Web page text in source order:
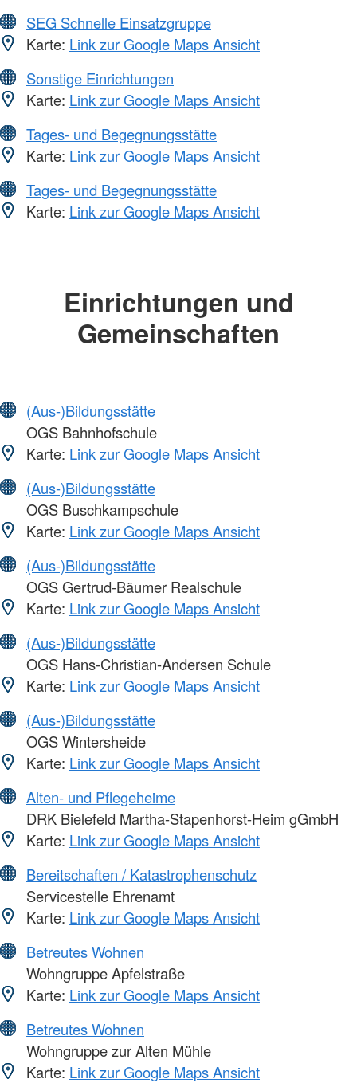
SEG Schnelle Einsatzgruppe
Karte: Link zur Google Maps Ansicht
Sonstige Einrichtungen
Karte: Link zur Google Maps Ansicht
Tages- und Begegnungsstätte
Karte: Link zur Google Maps Ansicht
Tages- und Begegnungsstätte
Karte: Link zur Google Maps Ansicht
Einrichtungen und
Gemeinschaften
(Aus-)Bildungsstätte
OGS Bahnhofschule
Karte: Link zur Google Maps Ansicht
(Aus-)Bildungsstätte
OGS Buschkampschule
Karte: Link zur Google Maps Ansicht
(Aus-)Bildungsstätte
OGS Gertrud-Bäumer Realschule
Karte: Link zur Google Maps Ansicht
(Aus-)Bildungsstätte
OGS Hans-Christian-Andersen Schule
Karte: Link zur Google Maps Ansicht
(Aus-)Bildungsstätte
OGS Wintersheide
Karte: Link zur Google Maps Ansicht
Alten- und Pflegeheime
DRK Bielefeld Martha-Stapenhorst-Heim gGmbH
Karte: Link zur Google Maps Ansicht
Bereitschaften / Katastrophenschutz
Servicestelle Ehrenamt
Karte: Link zur Google Maps Ansicht
Betreutes Wohnen
Wohngruppe Apfelstraße
Karte: Link zur Google Maps Ansicht
Betreutes Wohnen
Wohngruppe zur Alten Mühle
Karte: Link zur Google Maps Ansicht